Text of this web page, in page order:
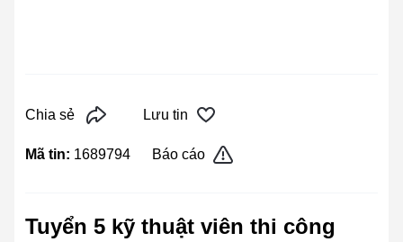
Chia sẻ Lưu tin
Mã tin: 1689794 Báo cáo
Tuyển 5 kỹ thuật viên thi công